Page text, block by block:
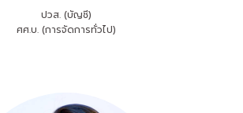
ปวส. (บัญชี)
ศศ.บ. (การจัดการทั่วไป)